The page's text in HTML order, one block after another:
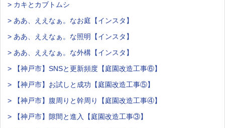
> カキとカブトムシ
> ああ、ええなぁ。なお庭【インスタ】
> ああ、ええなぁ。な照明【インスタ】
> ああ、ええなぁ。な外構【インスタ】
> 【神戸市】SNSと更新頻度【庭園改造工事⑥】
> 【神戸市】お試しと成功【庭園改造工事⑤】
> 【神戸市】腹周りと幹周り【庭園改造工事④】
> 【神戸市】隙間と進入【庭園改造工事③】